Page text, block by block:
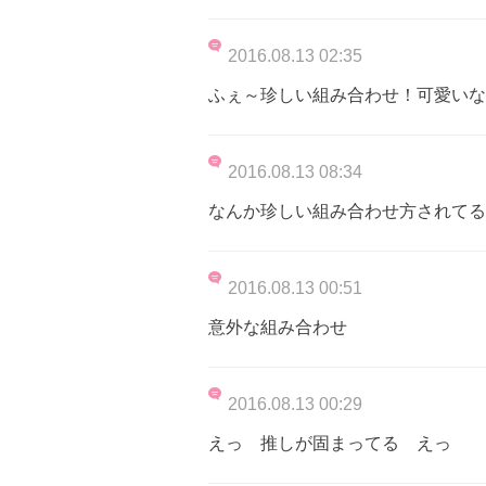
2016.08.13 02:35
ふぇ～珍しい組み合わせ！可愛い
2016.08.13 08:34
なんか珍しい組み合わせ方されてる
2016.08.13 00:51
意外な組み合わせ
2016.08.13 00:29
えっ 推しが固まってる えっ